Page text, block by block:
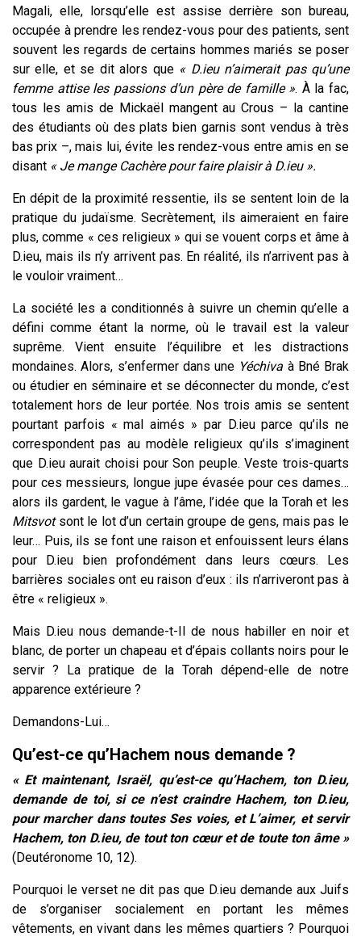
Magali, elle, lorsqu’elle est assise derrière son bureau,
occupée à prendre les rendez-vous pour des patients, sent
souvent les regards de certains hommes mariés se poser
sur elle, et se dit alors que « D.ieu n’aimerait pas qu’une
femme attise les passions d’un père de famille ». À la fac,
tous les amis de Mickaël mangent au Crous – la cantine
des étudiants où des plats bien garnis sont vendus à très
bas prix –, mais lui, évite les rendez-vous entre amis en se
disant « Je mange Cachère pour faire plaisir à D.ieu ».
En dépit de la proximité ressentie, ils se sentent loin de la
pratique du judaïsme. Secrètement, ils aimeraient en faire
plus, comme « ces religieux » qui se vouent corps et âme à
D.ieu, mais ils n’y arrivent pas. En réalité, ils n’arrivent pas à
le vouloir vraiment…
La société les a conditionnés à suivre un chemin qu’elle a
défini comme étant la norme, où le travail est la valeur
suprême. Vient ensuite l’équilibre et les distractions
mondaines. Alors, s’enfermer dans une Yéchiva à Bné Brak
ou étudier en séminaire et se déconnecter du monde, c’est
totalement hors de leur portée. Nos trois amis se sentent
pourtant parfois « mal aimés » par D.ieu parce qu’ils ne
correspondent pas au modèle religieux qu’ils s’imaginent
que D.ieu aurait choisi pour Son peuple. Veste trois-quarts
pour ces messieurs, longue jupe évasée pour ces dames…
alors ils gardent, le vague à l’âme, l’idée que la Torah et les
Mitsvotsont le lot d’un certain groupe de gens, mais pas le
leur… Puis, ils se font une raison et enfouissent leurs élans
pour D.ieu bien profondément dans leurs cœurs. Les
barrières sociales ont eu raison d’eux : ils n’arriveront pas à
être « religieux ».
Mais D.ieu nous demande-t-Il de nous habiller en noir et
blanc, de porter un chapeau et d’épais collants noirs pour le
servir ? La pratique de la Torah dépend-elle de notre
apparence extérieure ?
Demandons-Lui…
Qu’est-ce qu’Hachem nous demande ?
« Et maintenant, Israël, qu’est-ce qu’Hachem, ton D.ieu,
demande de toi, si ce n’est craindre Hachem, ton D.ieu,
pour marcher dans toutes Ses voies, et L’aimer, et servir
Hachem, ton D.ieu, de tout ton cœur et de toute ton âme »
(Deutéronome 10, 12).
Pourquoi le verset ne dit pas que D.ieu demande aux Juifs
de s’organiser socialement en portant les mêmes
vêtements, en vivant dans les mêmes quartiers ? Pourquoi